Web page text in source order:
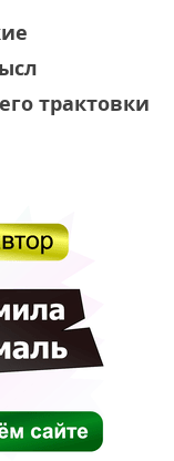
трактовки